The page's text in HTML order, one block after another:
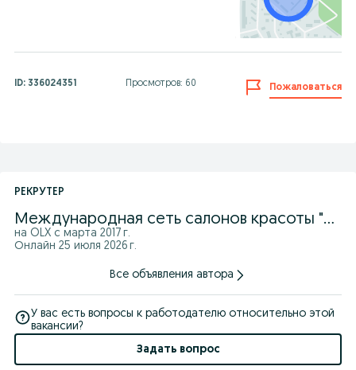
ID: 336024351 Просмотров: 60 Пожаловаться
РЕКРУТЕР
Международная сеть салонов красоты "Цирюльникъ"
на OLX с марта 2017 г.
Онлайн 25 июля 2026 г.
Все объявления автора
У вас есть вопросы к работодателю относительно этой
вакансии?
Задать вопрос